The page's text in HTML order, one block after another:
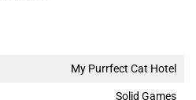
My Purrfect Cat Hotel
Solid Games